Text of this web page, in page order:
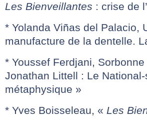
Les Bienveillantes : crise de
* Yolanda Viñas del Palacio,
manufacture de la dentelle.
* Youssef Ferdjani,
Jonathan Littell : Le
métaphysique »
* Yves Boisseleau, « Les